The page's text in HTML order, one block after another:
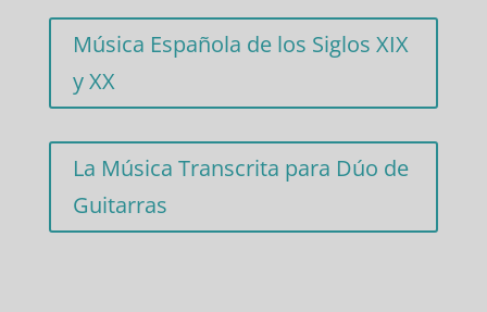
Música Española de los Siglos XIX
y XX
La Música Transcrita para Dúo de
Guitarras